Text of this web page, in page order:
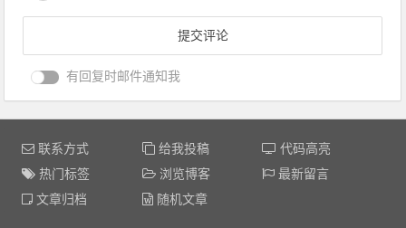
有回复时邮件通知我
联系方式 给我投稿
代码高亮
热门标签
浏览博客
最新留言
文章归档
随机文章